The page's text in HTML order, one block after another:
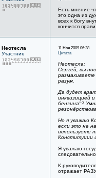
Есть мнение
это одна из
всех к богу
кончится
Неотесла
Участник
11 Ноя 2009 06:28
Цитата
Неотесла:
Сергей, вы
разум.
Да будет
инквизицией
бензина"?
Но я уважаю
если это не
используете
Конституции
Я уважаю
К
отражает